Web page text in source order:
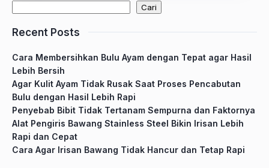
Cari
Recent Posts
Cara Membersihkan Bulu Ayam dengan Tepat agar Hasil
Lebih Bersih
Agar Kulit Ayam Tidak Rusak Saat Proses Pencabutan
Bulu dengan Hasil Lebih Rapi
Penyebab Bibit Tidak Tertanam Sempurna dan Faktornya
Alat Pengiris Bawang Stainless Steel Bikin Irisan Lebih
Rapi dan Cepat
Cara Agar Irisan Bawang Tidak Hancur dan Tetap Rapi